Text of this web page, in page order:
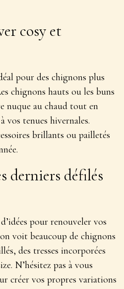
cosy et
pour des chignons plus
chignons hauts ou les buns
nuque au chaud tout en
vos tenues hivernales.
brillants ou pailletés
derniers défilés
pour renouveler vos
voit beaucoup de chignons
des tresses incorporées
N’hésitez pas à vous
créer vos propres variations